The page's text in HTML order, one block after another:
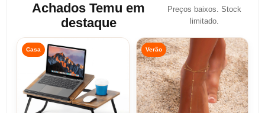
Achados Temu em
destaque
Preços baixos. Stock
limitado.
Casa Verão